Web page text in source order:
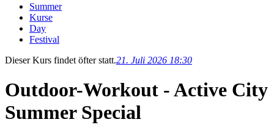
Summer
Kurse
Day
Festival
Dieser Kurs findet öfter statt.21. Juli 2026 18:30
Outdoor-Workout - Active City
Summer Special